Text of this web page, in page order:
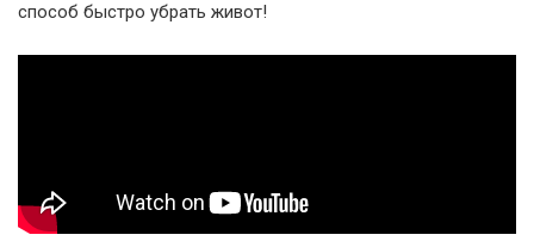
способ быстро убрать живот!